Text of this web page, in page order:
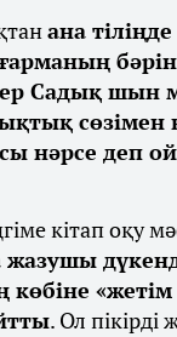
ана
бәрін
Садық шын
сөзімен
нәрсе деп
кітап оқу
жазушы
көбіне
. Ол пікірді